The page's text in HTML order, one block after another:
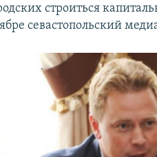
строиться
севастопольский